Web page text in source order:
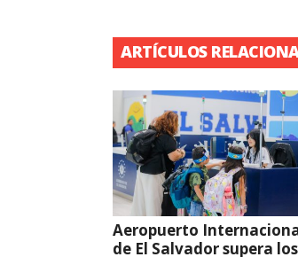
ARTÍCULOS
Aeropuerto
de El Salvador supera los